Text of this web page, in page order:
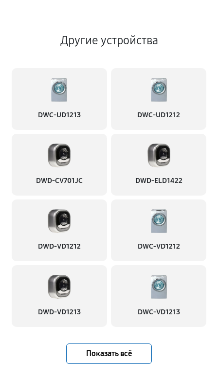
Другие устройства
DWC-UD1213 DWC-UD1212
DWD-CV701JC DWD-ELD1422
DWD-VD1212 DWC-VD1212
DWD-VD1213 DWC-VD1213
Показать всё